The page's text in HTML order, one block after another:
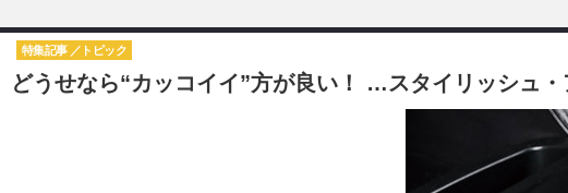
甲信越
どうせなら“カッコイイ”方が良い！ …スタイリッシュ
特集記事 トピック